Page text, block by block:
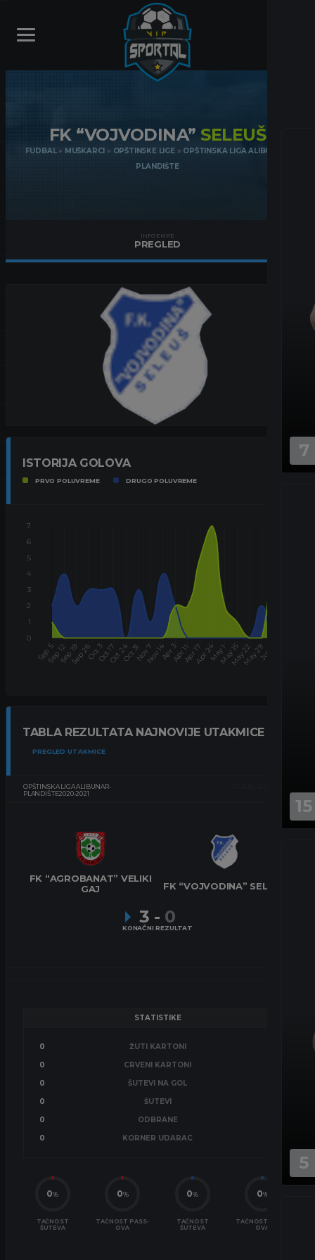
7
15
5
FK “VOJVODINA” SELEUŠ
FUDBAL» MUŠKARCI » OPŠTINSKE LIGE» OPŠTINSKA LIGA ALIBUNAR-
PLANDIŠTE
INFO EKIPE
PREGLED
ISTORIJA GOLOVA
PRVO POLUVREME DRUGO POLUVREME
TABLA REZULTATA NAJNOVIJE UTAKMICE
PREGLED UTAKMICE
OPŠTINSKA LIGA ALIBUNAR-
PLANDIŠTE2020-2021
FK “AGROBANAT” VELIKI
GAJ
FK “VOJVODINA” SELEUŠ
3 - 0
KONAČNI REZULTAT
STATISTIKE
0 ŽUTI KARTONI
0
CRVENI KARTONI
0
ŠUTEVI NA GOL
0
ŠUTEVI
0
ODBRANE
0
KORNER UDARAC
0%
TAČNOST
ŠUTEVA
0%
TAČNOST PASS-
OVA
0%
TAČNOST
ŠUTEVA
0%
TAČNOST PASS-
OVA